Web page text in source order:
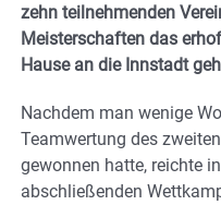
zehn teilnehmenden
Meisterschaften das
Hause an die Innstadt
Nachdem man wenige
Teamwertung des
gewonnen hatte, reichte
abschließenden